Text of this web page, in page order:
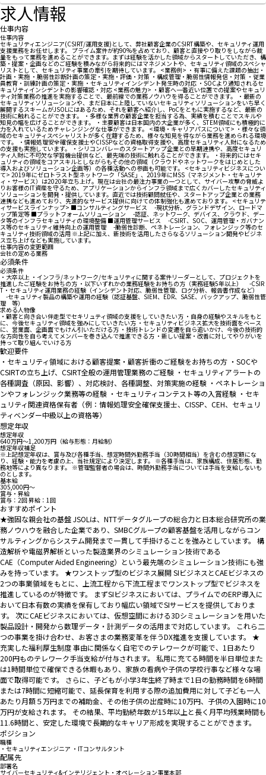
求人情報
仕事内容
仕事内容
セキュリティエンジニア(CSIRT/運用支援)として、弊社顧客企業のCSIRT構築や、セキュリティ運用
支援業務をお任せします。 プライム案件が約90%を占めており、顧客と直接やり取りをしながら裁
量をもって業務を進めることができます。まずは経験を活かした領域からスタートしていただき、構
築・提案・企画などのご経験を積みながら将来的にはマネジメントや、セキュリティ領域のスペシャ
リストとして、セキュリティ事業の牽引を期待しています。 <業務例> ・有事に備えた課題の抽出・
計画・実施 ・脆弱性診断計画の策定・実施・評価・対策 ・構成管理・脆弱性情報発信・対策 ・従業
員教育・訓練計画の策定・実施 ・セキュリティインシデント発生時の対応 ・SOCより通知されるセ
キュリティインシデントの影響確認・対応 <業務の魅力> ・顧客へ一番近い位置での提案やセキュリ
ティ対策業務の推進を実施することで、最前線での業務ノウハウを得ることができます。 ・最新の
セキュリティソリューションや、まだ日本に上陸していないセキュリティソリューションをいち早く
展開するスキームがJSOLにはあるため、それを顧客へ紹介し、PoCをともに実施するなど、最新の
技術に触れることができます。 ・多様な業界の顧客企業を担当する為、実績を積むことでスキルや
知見の幅を広げることができます。 ・主要顧客は日本国内の大企業が多く、STEM領域にも積極的に
力を入れているためチャレンジングな仕事ができます。 <環境・キャリアパスについて> ・様々な領
域のセキュリティスペシャリストが多く在籍するため、様々な知見を得ながら業務を進められる環境
です。 ・情報処理安全確保支援士やCISSPなどの資格取得支援や、高度セキュリティ人財になるため
の支援も実施しています。 ・シリコンバレーのスタートアップ企業との早期連携や、高度セキュリ
ティ人財に不可欠な学習機会提供など、最先端の技術に触れることができます。 ・将来的にはセキ
ュリティの領域をコアスキルとしながらもその他の領域（クラウドやネットワークをはじめとした
導入およびソリューション企画等）の各種活動への参画も可能です。 <セキュリティビジネスについ
て> 2019年にゼロトラスト型ネットワーク「SASE」、2019年にMSS（マネジメント・セキュリテ
ィ・サービス）は2020年立ち上げ。現在は会社の最注力事業の一つとして、サイバー攻撃の脅威よ
りお客様のIT資産を守るため、アプリケーションからインフラ領域まで広くカバーしたセキュリティ
ソリューションを開発・提供しています。直近では技術顧問就任や、スタートアップ企業との業務
連携なども進めており、先進的なサービス提供に向けての体制強化も進めております。 <セキュリテ
ィサービスラインナップ> ■コンサルティングサービス -現状分析、グランドデザイン、ロードマ
ップ策定等 ■プラットフォームソリューション -認証、ネットワーク、デバイス、クラウド、デー
タ等のインフラセキュリティの環境整備 ■運用管理サービス -CSIRT、SOC、運用管理・ガバナン
ス等のセキュリティ維持向上の運用管理 -脆弱性診断、ペネトレーション、フォレンジック等のセ
キュリティ技術領域の活用 ※上記に加え、新技術を活用したさらなるソリューション開発やビジネ
ス立ち上げなども実施しています。
仕事内容の変更範囲
会社の定める業務
必須条件
必須条件
・大卒以上 ・インフラ/ネットワーク/セキュリティに関する案件リーダーとして、プロジェクトを
推進したご経験をお持ちの方 ・以下いずれかの業務経験をお持ちの方（実務経験5年以上） -CSIR
T・セキュリティ運用業務の経験（インシデント対応、脆弱性管理、ログ分析、報告書作成など）
-セキュリティ製品の構築や運用の経験（認証基盤、SIEM、EDR、SASE、バックアップ、脆弱性管
理 等）
求める人物像
・顧客と向き合い伴走型でセキリュティ領域の支援をしていきたい方 ・自身の経験やスキルをもと
に、今後セキュリティ領域を強みにしていきたい方 ・セキュリティビジネス拡大を技術面をベース
に、営業面、企画面でもけん引いただける方 ・技術トレンドの変遷を自ら追いかけ、今後の技術的
な方向性を自ら考えてメンバーを巻き込んで推進できる方 ・新しい提案・改善に対してやりがいを
持って取り組んでいける方
歓迎要件
・セキュリティ領域における顧客提案・顧客折衝のご経験をお持ちの方 ・SOCや
CSIRTの立ち上げ、CSIRT全般の運用管理業務のご経験 ・セキュリティアラートの
各種調査（原因、影響）、対応検討、各種調整、対策実施の経験 ・ペネトレーショ
ンやフォレンジック業務等の経験 ・セキュリティコンテスト等の入賞経験 ・セキ
ュリティ関連資格保有者（例：情報処理安全確保支援士、CISSP、CEH、セキュリ
ティベンダー中級以上の資格等）
想定年収
想定年収
640万円〜1,200万円（給与形態：月給制）
想定年収補足
※上記想定年収は、賞与及び各種手当、想定時間外勤務手当（30時間相当）を含むの想定額にな
り、経験・能力を考慮の上、当社規定により決定します。 ※各種手当は、家族構成、住居形態、勤
務地等により異なります。 ※管理監督者の場合は、時間外勤務手当については手当を支給しないも
のとします。
基本給
305,000円〜
賞与・昇給
賞与：2回 昇給：1回
おすすめポイント
★強固な親会社の基盤 JSOLは、NTTデータグループの総合力と日本総合研究所の業
務ノウハウを融合した企業であり、SMBCグループの顧客基盤を活用しながらコン
サルティングからシステム開発まで一貫して手掛けることを強みとしています。 構
造解析や電磁界解析といった製造業界のシミュレーション技術である
CAE（Computer Aided Engineering）という最先端のシミュレーション技術にも強
みを持っています。 ★ワンストップ型のビジネス展開 SIビジネスとCAEビジネスの
2つの事業領域をもとに、上流工程から下流工程までワンストップ型でビジネスを
推進しているのが特徴です。 まずSIビジネスにおいては、プライムでのERP導入に
おいて日本有数の実績を保有しており幅広い領域でSIサービスを提供しておりま
す。 次にCAEビジネスにおいては、仮想空間における3Dシミュレーションを用いた
製品設計・開発から数理データ・計測データの活用まで対応しています。 これら二
つの事業を掛け合わせ、お客さまの業務変革を伴うDX推進を支援しています。 ★
充実した福利厚生制度 事由に関係なく自宅でのテレワークが可能で、1日あたり
200円ものテレワーク手当支給が付与されます。 私用に充てる時間を半日単位また
は1時間単位で確保できる休暇もあり、家族の看病や子供の学校行事など様々な場
面で取得可能です。 さらに、子どもが小学3年生終了時まで1日の勤務時間を6時間
または7時間に短縮可能で、延長保育を利用する際の追加費用に対して子ども一人
あたり月額５万円までの補助金、その他子供の出産時に10万円、子供の入園時に10
万円が支給されます。 その結果、平均勤続年数が15年以上と長く月平均残業時間も
11.6時間と、安定した環境で長期的なキャリア形成を実現することができます。
ポジション
職種
・セキュリティエンジニア ・ITコンサルタント
配属先
部署名
サイバーセキュリティ&インテリジェント・オペレーション事業本部